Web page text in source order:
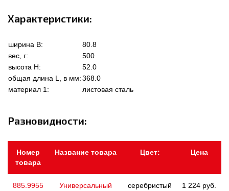
Характеристики:
ширина В:
80.8
вес, г:
500
высота Н:
52.0
общая длина L, в мм:368.0
материал 1:
листовая сталь
Разновидности:
Номер
товара
Название товара Цвет: Цена
885.9955
Универсальный
серебристый 1 224 руб.